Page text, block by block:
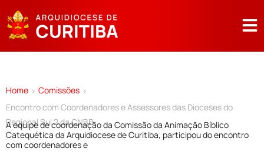
Home > Comissões >
Encontro com Coordenadores e Assessores das Dioceses do
Regional Sul 2 da CNBB
A equipe de coordenação da Comissão da Animação Bíblico
Catequética da Arquidiocese de Curitiba, participou do encontro
com coordenadores e